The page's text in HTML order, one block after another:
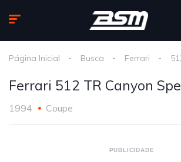
Página Inicial Busca Ferrari
Ferrari 512 TR Canyon
1994 Coupe
PUBLICIDADE